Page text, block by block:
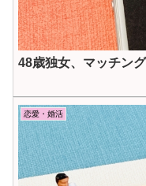
48歳独女、マッチン
恋愛・婚活